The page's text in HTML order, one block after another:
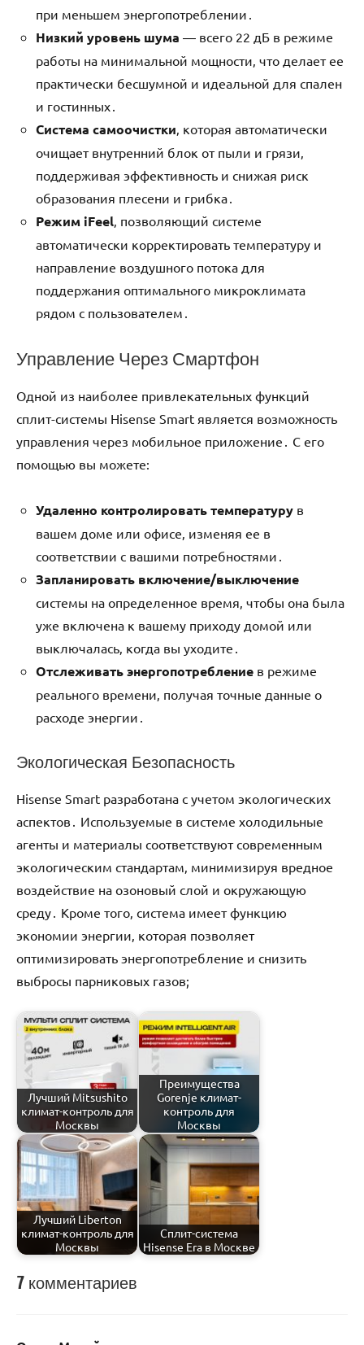
при меньшем энергопотреблении․
Низкий уровень шума ― всего 22 дБ в режиме
работы на минимальной мощности‚ что делает ее
практически бесшумной и идеальной для спален
и гостинных․
Система самоочистки ‚ которая автоматически
очищает внутренний блок от пыли и грязи‚
поддерживая эффективность и снижая риск
образования плесени и грибка․
Режим iFeel ‚ позволяющий системе
автоматически корректировать температуру и
направление воздушного потока для
поддержания оптимального микроклимата
рядом с пользователем․
Управление Через Смартфон
Одной из наиболее привлекательных функций
сплит-системы Hisense Smart является возможность
управления через мобильное приложение․ С его
помощью вы можете:
Удаленно контролировать температуру в
вашем доме или офисе‚ изменяя ее в
соответствии с вашими потребностями․
Запланировать включение/выключение
системы на определенное время‚ чтобы она была
уже включена к вашему приходу домой или
выключалась‚ когда вы уходите․
Отслеживать энергопотребление в режиме
реального времени‚ получая точные данные о
расходе энергии․
Экологическая Безопасность
Hisense Smart разработана с учетом экологических
аспектов․ Используемые в системе холодильные
агенты и материалы соответствуют современным
экологическим стандартам‚ минимизируя вредное
воздействие на озоновый слой и окружающую
среду․ Кроме того‚ система имеет функцию
экономии энергии‚ которая позволяет
оптимизировать энергопотребление и снизить
выбросы парниковых газов;
Лучший Mitsushito
климат-контроль для
Москвы
Преимущества
Gorenje климат-
контроль для
Москвы
Лучший Liberton
климат-контроль для
Москвы
Сплит-система
Hisense Era в Москве
7 комментариев